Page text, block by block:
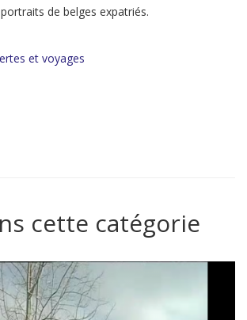
de belges expatriés.
et voyages
cette catégorie